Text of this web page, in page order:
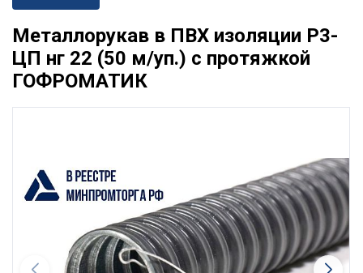
Металлорукав в ПВХ изоляции Р3-
ЦП нг 22 (50 м/уп.) с протяжкой
ГОФРОМАТИК